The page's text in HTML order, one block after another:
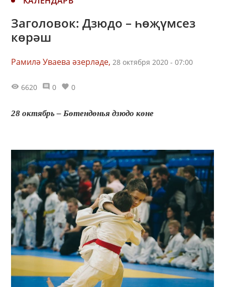
Заголовок: Дзюдо – һөҗүмсез
көрәш
Рамилә Уваева әзерләде, 28 октября 2020 - 07:00
6620 0 0
28 октябрь – Бөтендөнья дзюдо көне